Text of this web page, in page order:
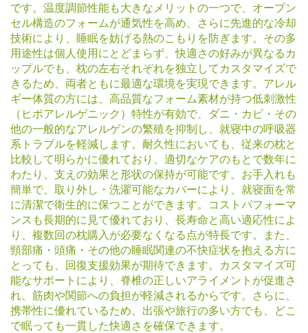
です。温度調節性能も大きなメリットの一つで、オープン
セル構造のフォームが通気性を高め、さらに先進的な冷却
技術により、睡眠を妨げる熱のこもりを防ぎます。その多
用途性は個人使用にとどまらず、快適さの好みが異なるカ
ップルでも、枕の左右それぞれを独立してカスタマイズで
きるため、両者ともに最適な環境を実現できます。アレル
ギー体質の方には、高品質なフォーム素材が持つ低刺激性
（ヒポアレルゲニック）特性が有効で、ダニ・カビ・その
他の一般的なアレルゲンの繁殖を抑制し、就寝中の呼吸器
系トラブルを軽減します。耐久性においても、従来の枕と
比較して明らかに優れており、適切なケアのもとで数年に
わたり、支えの効果と形状の保持が可能です。お手入れも
簡単で、取り外し・洗濯可能なカバーにより、就寝面を常
に清潔で衛生的に保つことができます。コストパフォーマ
ンスも長期的に見て優れており、長寿命と高い適応性によ
り、複数回の枕購入が必要なくなる点が特長です。また、
頸部痛・頭痛・その他の睡眠関連の不快症状を抱える方に
とっても、回復支援効果が期待できます。カスタマイズ可
能なサポートにより、脊椎の正しいアライメントが促進さ
れ、筋肉や関節への負担が軽減されるからです。さらに、
携帯性に優れているため、出張や旅行の多い方でも、どこ
で眠っても一貫した快適さを確保できます。